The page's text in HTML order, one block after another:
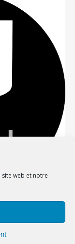
web et notre
contrôler les cookies,